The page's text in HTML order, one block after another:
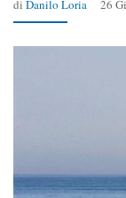
di Danilo Loria 26